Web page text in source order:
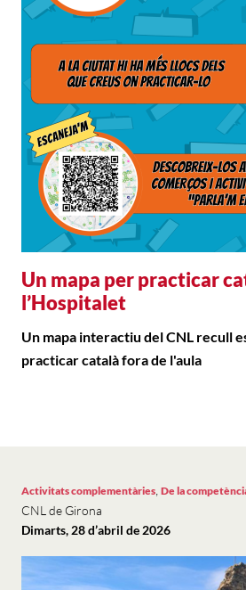
Un mapa per practicar
l’Hospitalet
Un mapa interactiu del CNL recull
practicar català fora de l'aula
Activitats complementàries, De la
CNL de Girona
Dimarts, 28 d’abril de 2026